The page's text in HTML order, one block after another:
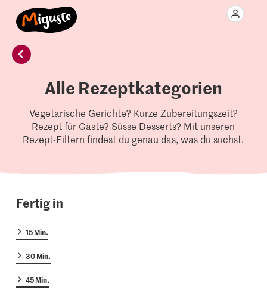
Alle Rezeptkategorien
Vegetarische Gerichte? Kurze Zubereitungszeit?
Rezept für Gäste? Süsse Desserts? Mit unseren
Rezept-Filtern findest du genau das, was du suchst.
Fertig in
15 Min.
30 Min.
45 Min.